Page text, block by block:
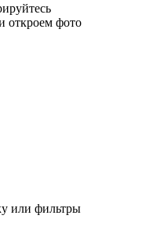
откроем фото
или фильтры